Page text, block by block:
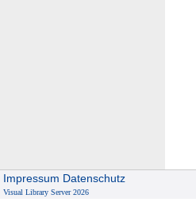
Impressum Datenschutz
Visual Library Server 2026